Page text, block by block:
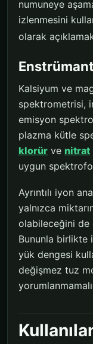
numuneye
izlenmesini
olarak
Kalsiyum ve
spektrometrisi,
emisyon
plazma kütle
klorür ve nitrat
uygun
Ayrıntılı iyon
yalnızca
olabileceğini de
Bununla birlikte
yük dengesi
değişmez tuz